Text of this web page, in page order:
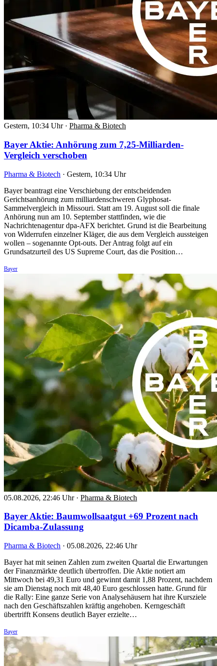
Gestern, 10:34 Uhr · Pharma & Biotech
Bayer Aktie: Anhörung zum 7,25-Milliarden-
Vergleich verschoben
Pharma & Biotech · Gestern, 10:34 Uhr
Bayer beantragt eine Verschiebung der entscheidenden
Gerichtsanhörung zum milliardenschweren Glyphosat-
Sammelvergleich in Missouri. Statt am 19. August soll die finale
Anhörung nun am 10. September stattfinden, wie die
Nachrichtenagentur dpa-AFX berichtet. Grund ist die Bearbeitung
von Widerrufen einzelner Kläger, die aus dem Vergleich aussteigen
wollen – sogenannte Opt-outs. Der Antrag folgt auf ein
Grundsatzurteil des US Supreme Court, das die Position…
Bayer
05.08.2026, 22:46 Uhr · Pharma & Biotech
Bayer Aktie: Baumwollsaatgut +69 Prozent nach
Dicamba-Zulassung
Pharma & Biotech · 05.08.2026, 22:46 Uhr
Bayer hat mit seinen Zahlen zum zweiten Quartal die Erwartungen
der Finanzmärkte deutlich übertroffen. Die Aktie notiert am
Mittwoch bei 49,31 Euro und gewinnt damit 1,88 Prozent, nachdem
sie am Dienstag noch mit 48,40 Euro geschlossen hatte. Grund für
die Rally: Eine ganze Serie von Analysehäusern hat ihre Kursziele
nach den Geschäftszahlen kräftig angehoben. Kerngeschäft
übertrifft Konsens deutlich Bayer erzielte…
Bayer